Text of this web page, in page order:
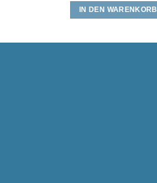
IN DEN WARENKORB